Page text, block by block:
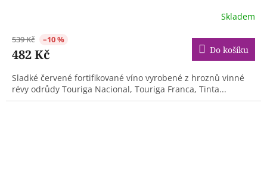
Skladem
539 Kč –10 %
482 Kč Do košíku
Sladké červené fortifikované víno vyrobené z hroznů vinné
révy odrůdy Touriga Nacional, Touriga Franca, Tinta...